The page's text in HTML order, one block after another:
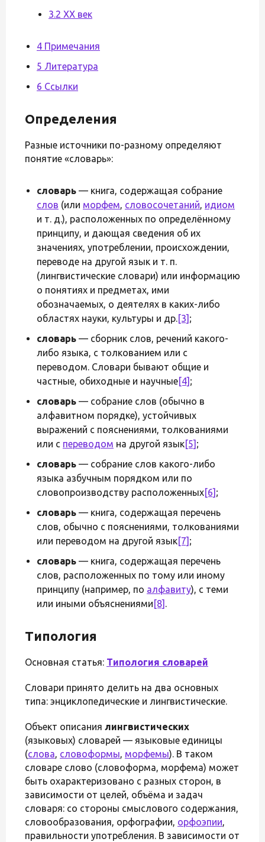
3.2 XX век
4 Примечания
5 Литература
6 Ссылки
Определения
Разные источники по-разному определяют
понятие «словарь»:
словарь — книга, содержащая собрание
слов (или морфем, словосочетаний, идиом
и т. д.), расположенных по определённому
принципу, и дающая сведения об их
значениях, употреблении, происхождении,
переводе на другой язык и т. п.
(лингвистические словари) или информацию
о понятиях и предметах, ими
обозначаемых, о деятелях в каких-либо
областях науки, культуры и др.[3] ;
словарь — сборник слов, речений какого-
либо языка, с толкованием или с
переводом. Словари бывают общие и
частные, обиходные и научные[4] ;
словарь — собрание слов (обычно в
алфавитном порядке), устойчивых
выражений с пояснениями, толкованиями
или с переводом на другой язык[5] ;
словарь — собрание слов какого-либо
языка азбучным порядком или по
словопроизводству расположенных[6] ;
словарь — книга, содержащая перечень
слов, обычно с пояснениями, толкованиями
или переводом на другой язык[7] ;
словарь — книга, содержащая перечень
слов, расположенных по тому или иному
принципу (например, по алфавиту), с теми
или иными объяснениями [8] .
Типология
Основная статья: Типология словарей
Словари принято делить на два основных
типа: энциклопедические и лингвистические.
Объект описания лингвистических
(языковых) словарей — языковые единицы
(слова, словоформы, морфемы). В таком
словаре слово (словоформа, морфема) может
быть охарактеризовано с разных сторон, в
зависимости от целей, объёма и задач
словаря: со стороны смыслового содержания,
словообразования, орфографии, орфоэпии,
правильности употребления. В зависимости от